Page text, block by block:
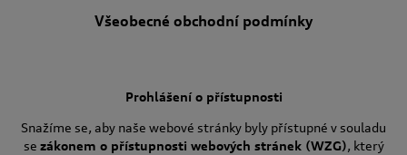
Všeobecné obchodní podmínky
Prohlášení o přístupnosti
Snažíme se, aby naše webové stránky byly přístupné v souladu
se zákonem o přístupnosti webových stránek (WZG), který